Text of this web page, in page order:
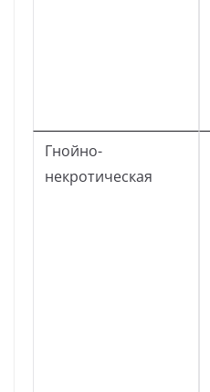
Гнойно-
некротическая